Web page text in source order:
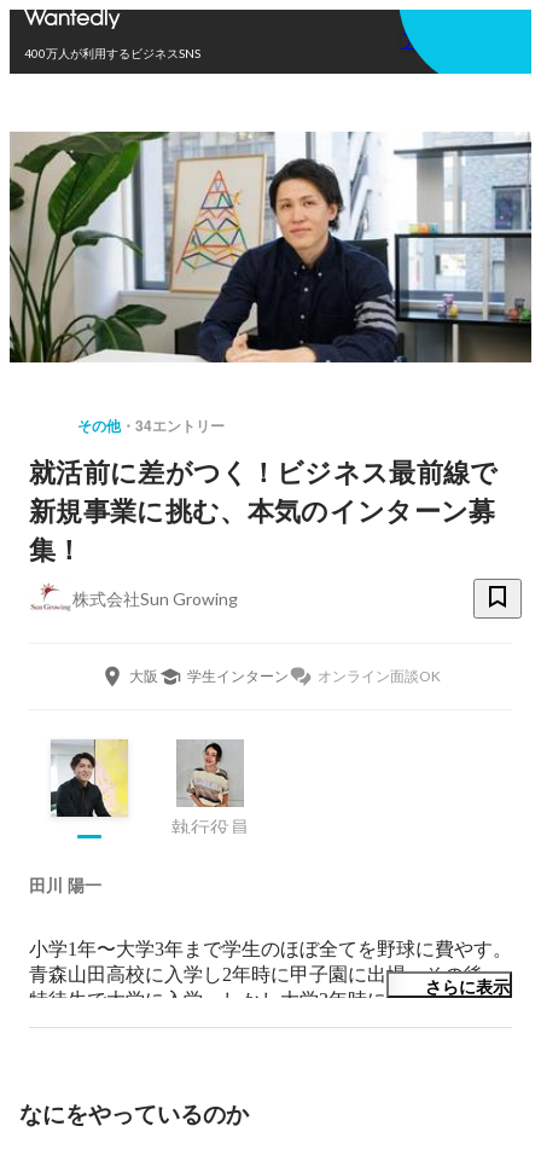
400万人が利用するビジネスSNS
アプリを使う
その他 34エントリー
就活前に差がつく！ビジネス最前線で
新規事業に挑む、本気のインターン募
集！
株式会社Sun Growing
大阪 学生インターン オンライン面談OK
執行役員
田川 陽一
小学1年〜大学3年まで学生のほぼ全てを野球に費やす。
青森山田高校に入学し2年時に甲子園に出場。その後、
特待生で大学に入学。しかし大学3年時に怪我でプロ野
球選手になる夢を諦める。
その半年後に独立。
2014年にEC販売事業、民泊事業を立ち上げる。しかし
さらに表示
なにをやっているのか